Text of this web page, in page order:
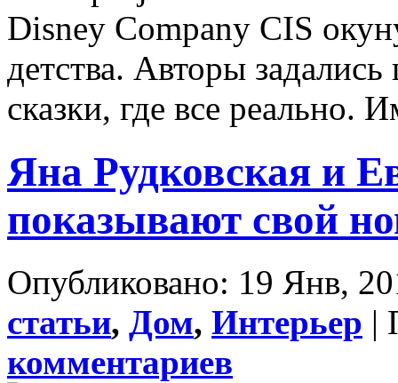
Disney Company CIS
детства. Авторы
сказки, где все реально.
Яна Рудковская и
показывают свой
Опубликовано: 19 Янв,
статьи, Дом, Интерьер |
комментариев